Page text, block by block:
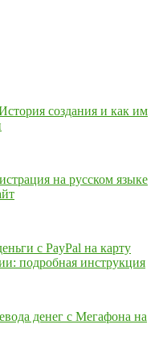
создания и как им
на русском языке
с PayPal на карту
подробная инструкция
денег с Мегафона на